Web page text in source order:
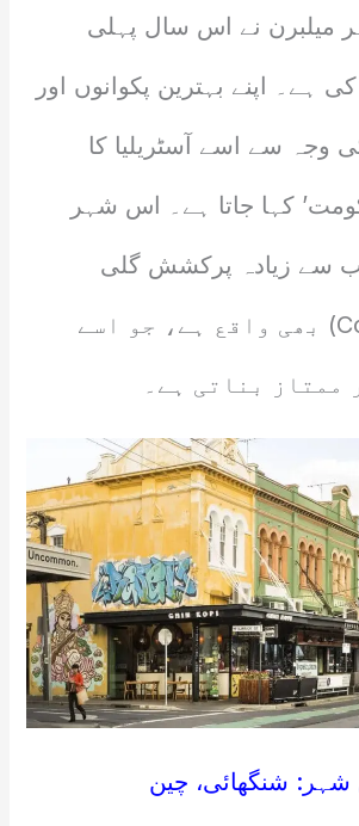
میلبرن نے اس سال پہلی
ہے۔ اپنے بہترین پکوانوں اور
وجہ سے اسے آسٹریلیا کا
کہا جاتا ہے۔ اس شہر
سے زیادہ پرکشش گلی
(Coolest Street) بھی واقع ہے، جو اسے
ممتاز بناتی ہے۔
شہر: شنگھائی، چین